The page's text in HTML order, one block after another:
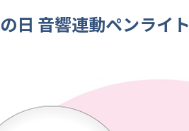
日 音響連動ペンライト